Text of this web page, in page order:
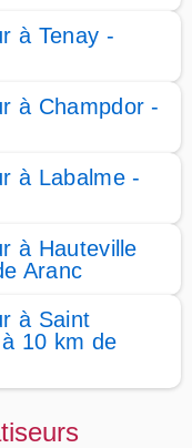
à Tenay -
à Champdor -
à Labalme -
à Hauteville
Aranc
à Saint
10 km de